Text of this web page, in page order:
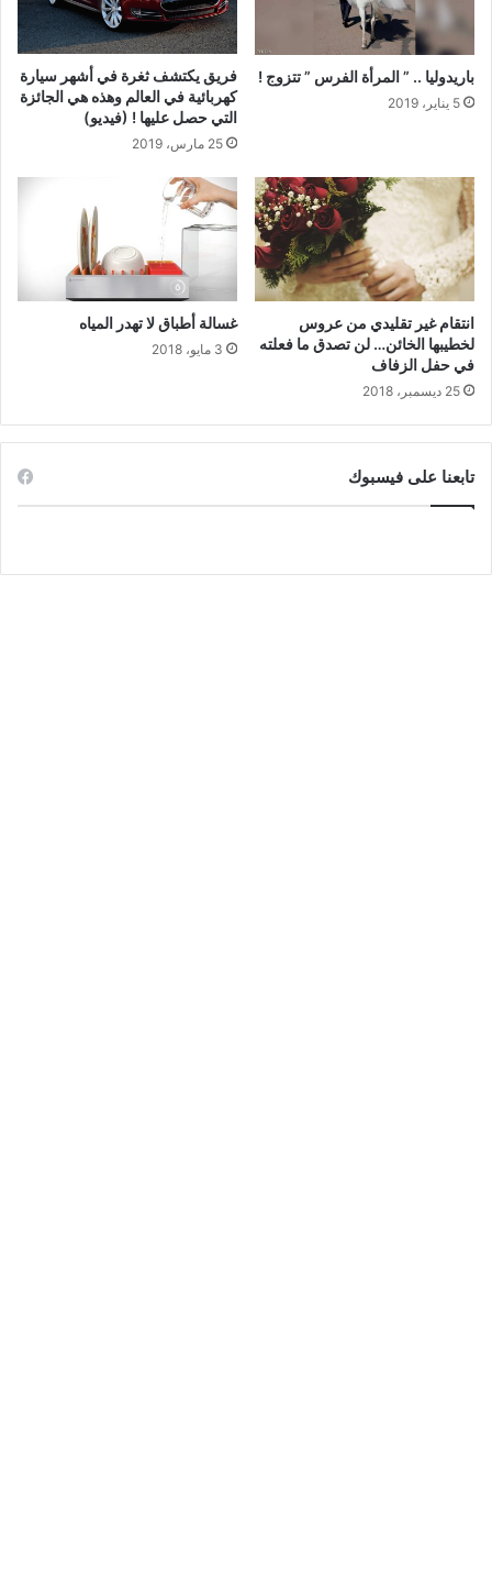
باريدوليا .. ” المرأة الفرس ” تتزوج !
5 يناير، 2019
فريق يكتشف ثغرة في أشهر سيارة
كهربائية في العالم وهذه هي الجائزة
التي حصل عليها ! (فيديو)
25 مارس، 2019
انتقام غير تقليدي من عروس
لخطيبها الخائن… لن تصدق ما فعلته
في حفل الزفاف
25 ديسمبر، 2018
غسالة أطباق لا تهدر المياه
3 مايو، 2018
تابعنا على فيسبوك